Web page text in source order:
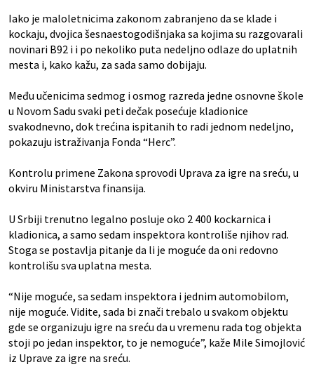
Iako je maloletnicima zakonom zabranjeno da se klade i
kockaju, dvojica šesnaestogodišnjaka sa kojima su razgovarali
novinari B92 i i po nekoliko puta nedeljno odlaze do uplatnih
mesta i, kako kažu, za sada samo dobijaju.
Među učenicima sedmog i osmog razreda jedne osnovne škole
u Novom Sadu svaki peti dečak posećuje kladionice
svakodnevno, dok trećina ispitanih to radi jednom nedeljno,
pokazuju istraživanja Fonda “Herc”.
Kontrolu primene Zakona sprovodi Uprava za igre na sreću, u
okviru Ministarstva finansija.
U Srbiji trenutno legalno posluje oko 2 400 kockarnica i
kladionica, a samo sedam inspektora kontroliše njihov rad.
Stoga se postavlja pitanje da li je moguće da oni redovno
kontrolišu sva uplatna mesta.
“Nije moguće, sa sedam inspektora i jednim automobilom,
nije moguće. Vidite, sada bi znači trebalo u svakom objektu
gde se organizuju igre na sreću da u vremenu rada tog objekta
stoji po jedan inspektor, to je nemoguće”, kaže Mile Simojlović
iz Uprave za igre na sreću.